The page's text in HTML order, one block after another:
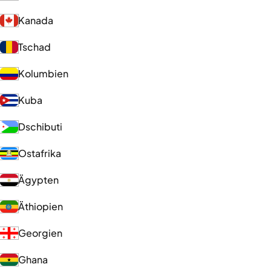
Kanada
Tschad
Kolumbien
Kuba
Dschibuti
Ostafrika
Ägypten
Äthiopien
Georgien
Ghana